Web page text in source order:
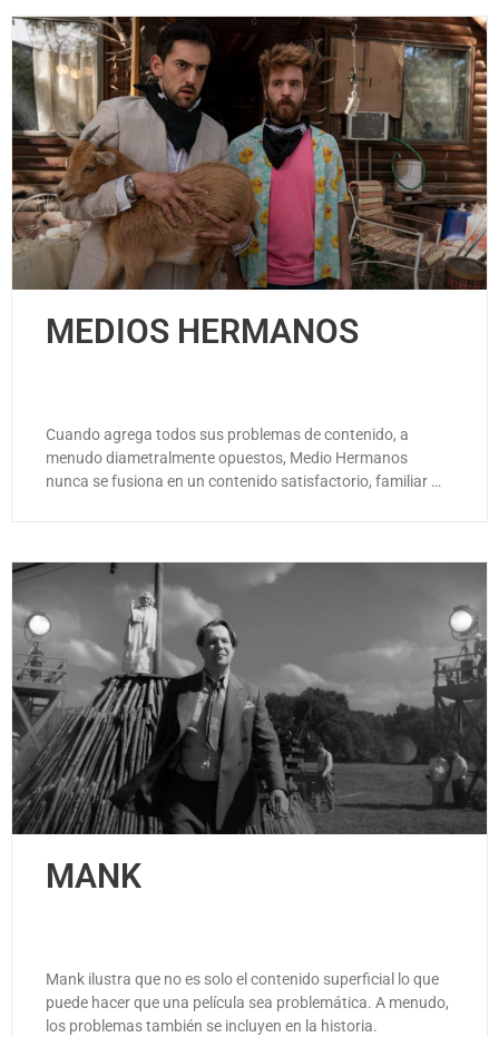
MEDIOS HERMANOS
Cuando agrega todos sus problemas de contenido, a
menudo diametralmente opuestos, Medio Hermanos
nunca se fusiona en un contenido satisfactorio, familiar …
MANK
Mank ilustra que no es solo el contenido superficial lo que
puede hacer que una película sea problemática. A menudo,
los problemas también se incluyen en la historia.